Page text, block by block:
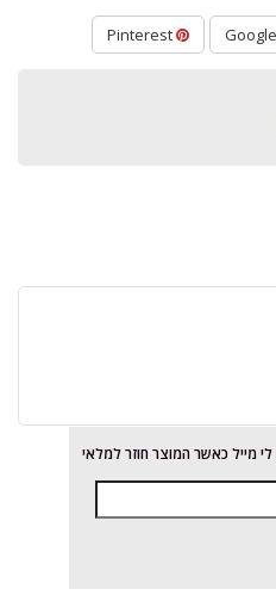
מייל כאשר המוצר חוזר למלאי